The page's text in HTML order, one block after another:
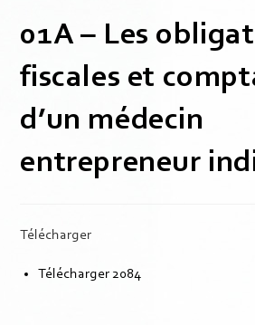
01A – Les
fiscales et
d’un médecin
entrepreneur
Télécharger
Télécharger2084